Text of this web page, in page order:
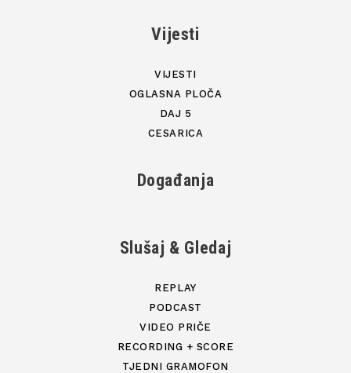
Vijesti
VIJESTI
OGLASNA PLOČA
DAJ 5
CESARICA
Događanja
Slušaj & Gledaj
REPLAY
PODCAST
VIDEO PRIČE
RECORDING + SCORE
TJEDNI GRAMOFON